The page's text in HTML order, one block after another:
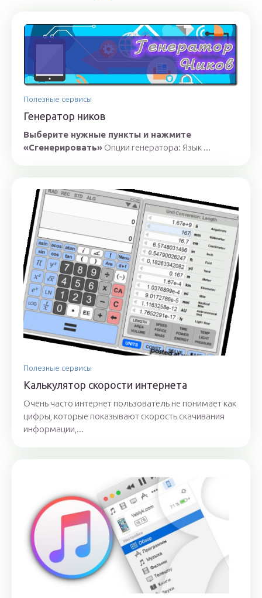
Полезные сервисы
Генератор ников
Выберите нужные пункты и нажмите
«Сгенерировать» Опции генератора: Язык ...
Полезные сервисы
Калькулятор скорости интернета
Очень часто интернет пользователь не понимает как
цифры, которые показывают скорость скачивания
информации,...